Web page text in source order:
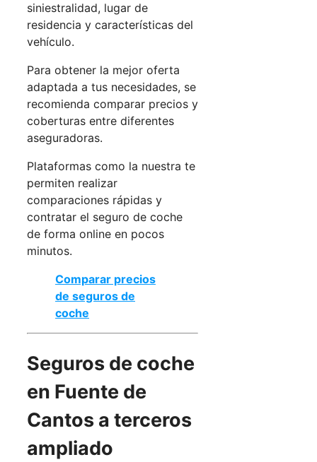
siniestralidad, lugar de
residencia y características del
vehículo.
Para obtener la mejor oferta
adaptada a tus necesidades, se
recomienda comparar precios y
coberturas entre diferentes
aseguradoras.
Plataformas como la nuestra te
permiten realizar
comparaciones rápidas y
contratar el seguro de coche
de forma online en pocos
minutos.
Comparar precios
de seguros de
coche
Seguros de coche
en Fuente de
Cantos a terceros
ampliado